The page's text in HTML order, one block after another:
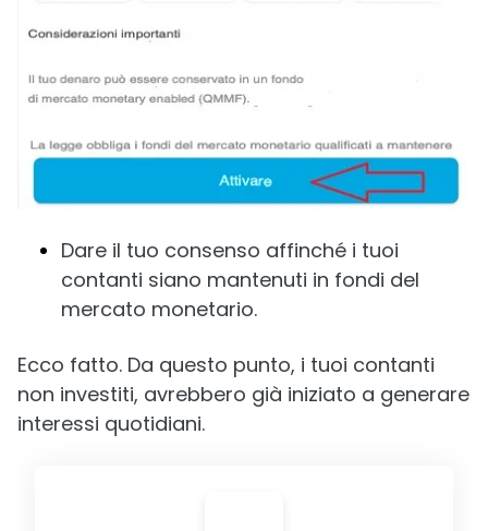
Dare il tuo consenso affinché i tuoi
contanti siano mantenuti in fondi del
mercato monetario.
Ecco fatto. Da questo punto, i tuoi contanti
non investiti, avrebbero già iniziato a generare
interessi quotidiani.